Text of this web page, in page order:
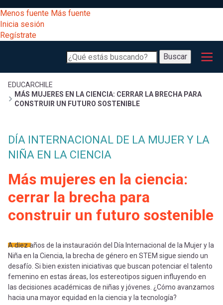
al
contenido
principal
[Educarchile
Escritorio]
Menú
entrar
a
mi
Menos fuente Más fuente
Inicia sesión
Regístrate
Buscar
Buscar
Menú
principal
Desarrollo
Expand
Gestión
curricular
Comunidad
Expand
Exploración
Expand
[Educarchile
Mobile]
Menú
sesión
Regístrate
Sobrescribir
de
ayuda
a
la
navegación
EDUCARCHILE
MÁS MUJERES EN LA CIENCIA: CERRAR LA BRECHA PARA
CONSTRUIR UN FUTURO SOSTENIBLE
DÍA INTERNACIONAL DE LA MUJER Y LA
NIÑA EN LA CIENCIA
Más mujeres en la ciencia:
cerrar la brecha para
construir un futuro sostenible
A diez años de la instauración del Día Internacional de la Mujer y la
Niña en la Ciencia, la brecha de género en STEM sigue siendo un
desafío. Si bien existen iniciativas que buscan potenciar el talento
femenino en estas áreas, los estereotipos siguen influyendo en
las decisiones académicas de niñas y jóvenes. ¿Cómo avanzamos
hacia una mayor equidad en la ciencia y la tecnología?
registrarte.